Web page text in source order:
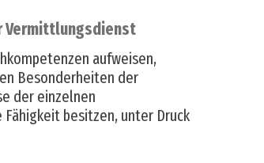
Vermittlungsdienst
aufweisen,
Besonderheiten der
der einzelnen
besitzen, unter Druck